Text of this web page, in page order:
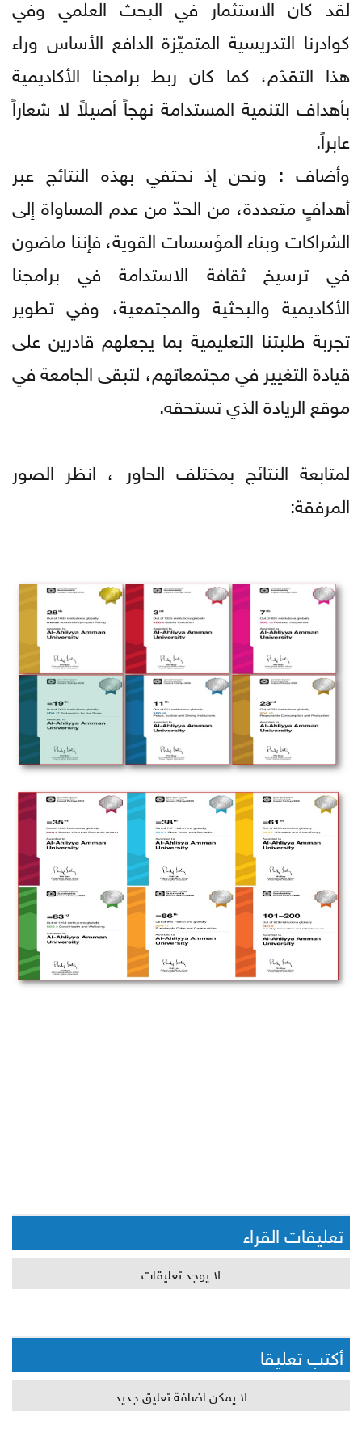
كوادرنا التدريسية المتميّزة الدافع الأساس وراء
هذا التقدّم، كما كان ربط برامجنا الأكاديمية
بأهداف التنمية المستدامة نهجاً أصيلاً لا شعاراً
عابراً.
وأضاف : ونحن إذ نحتفي بهذه النتائج عبر
أهدافٍ متعددة، من الحدّ من عدم المساواة إلى
الشراكات وبناء المؤسسات القوية، فإننا ماضون
في ترسيخ ثقافة الاستدامة في برامجنا
الأكاديمية والبحثية والمجتمعية، وفي تطوير
تجربة طلبتنا التعليمية بما يجعلهم قادرين على
قيادة التغيير في مجتمعاتهم، لتبقى الجامعة في
موقع الريادة الذي تستحقه.
لمتابعة النتائج بمختلف الحاور ، انظر الصور
المرفقة:
تعليقات القراء
لا يوجد تعليقات
أكتب تعليقا
لا يمكن اضافة تعليق جديد